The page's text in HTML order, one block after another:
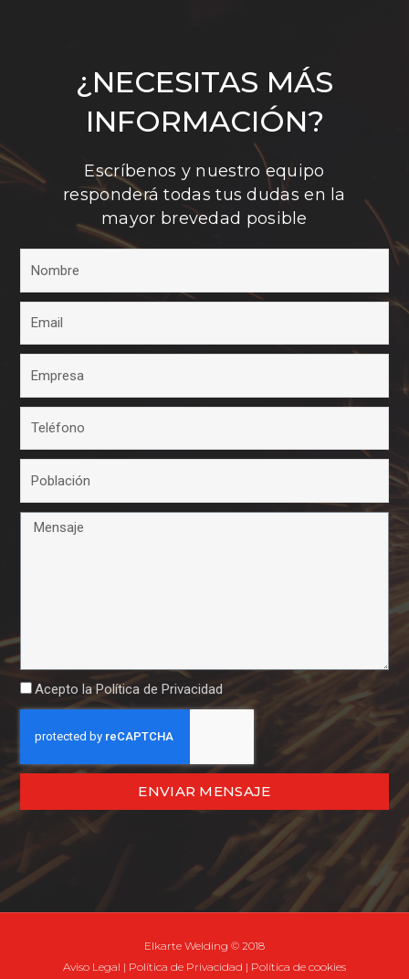
¿NECESITAS MÁS
INFORMACIÓN?
Escríbenos y nuestro equipo
responderá todas tus dudas en la
mayor brevedad posible
Acepto la Política de Privacidad
ENVIAR MENSAJE
Elkarte Welding © 2018
Aviso Legal | Política de Privacidad | Política de cookies